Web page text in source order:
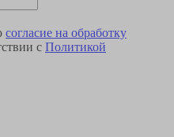
согласие на обработку
с Политикой